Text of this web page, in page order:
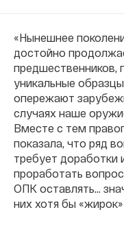
«Нынешнее
достойно
предшественников,
уникальные
опережают
случаях наше
Вместе с тем
показала, что ряд
требует доработки
проработать
ОПК оставлять...
них хотя бы